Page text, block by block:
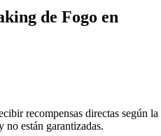
de Fogo en
recompensas directas según la
no están garantizadas.